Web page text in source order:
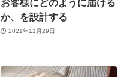
お客様にどのように届ける
か、を設計する
2021年11月29日